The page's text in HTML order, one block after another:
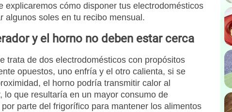
explicaremos cómo disponer tus electrodomésticos
algunos soles en tu recibo mensual.
y el horno no deben estar cerca
trata de dos electrodomésticos con propósitos
opuestos, uno enfría y el otro calienta, si se
el horno podría transmitir calor al
lo que resultaría en un mayor consumo de
parte del frigorífico para mantener los alimentos